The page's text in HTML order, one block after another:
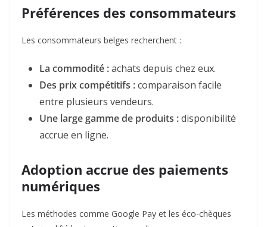
Préférences des consommateurs
Les consommateurs belges recherchent :
La commodité :achats depuis chez eux.
Des prix compétitifs :comparaison facile
entre plusieurs vendeurs.
Une large gamme de produits :disponibilité
accrue en ligne.
Adoption accrue des paiements
numériques
Les méthodes comme Google Pay et les éco-chèques